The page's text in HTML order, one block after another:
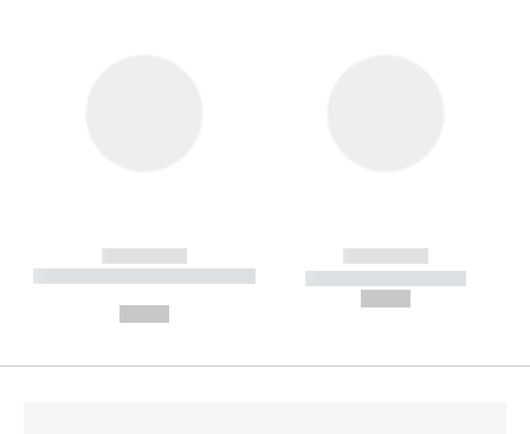
------------
----------- ----------- --------
------------
----------- -----------